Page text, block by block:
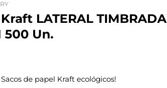
LATERAL TIMBRADA
500 Un.
de papel Kraft ecológicos!